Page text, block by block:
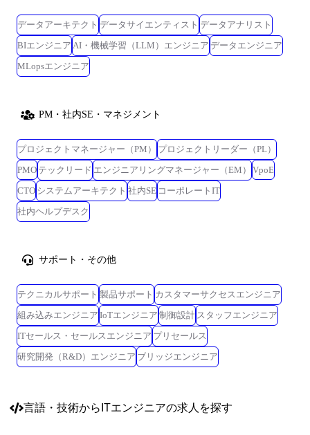
データアーキテクト データサイエンティスト データアナリスト
BIエンジニア AI・機械学習（LLM）エンジニア データエンジニア
MLopsエンジニア
PM・社内SE・マネジメント
プロジェクトマネージャー（PM）
プロジェクトリーダー（PL）
PMO テックリード エンジニアリングマネージャー（EM）
VpoE
CTO システムアーキテクト 社内SE コーポレートIT
社内ヘルプデスク
サポート・その他
テクニカルサポート 製品サポート カスタマーサクセスエンジニア
組み込みエンジニア IoTエンジニア 制御設計 スタッフエンジニア
ITセールス・セールスエンジニア プリセールス
研究開発（R&D）エンジニア ブリッジエンジニア
言語・技術からITエンジニアの求人を探す